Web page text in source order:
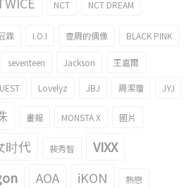
NCT NCT DREAM
霖 I.O.I 壹周的偶像 BLACK PINK
seventeen Jackson 王嘉爾
Lovelyz JBJ 周潔瓊 JYJ
畫報 MONSTA X 圖片
时代 裴秀智 VIXX
AOA iKON 熱戀